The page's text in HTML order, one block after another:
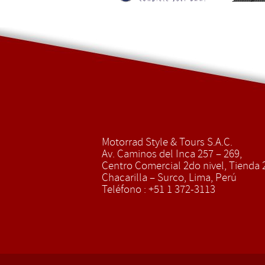
Motorrad Style & Tours S.A.C.
Av. Caminos del Inca 257 – 269,
Centro Comercial 2do nivel, Tienda
Chacarilla – Surco, Lima, Perú
Teléfono : +51 1 372-3113